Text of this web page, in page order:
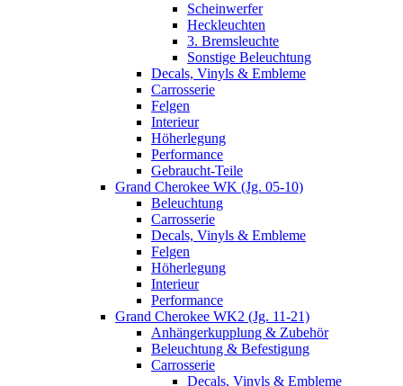
Scheinwerfer
Heckleuchten
3. Bremsleuchte
Sonstige Beleuchtung
Decals, Vinyls & Embleme
Carrosserie
Felgen
Interieur
Höherlegung
Performance
Gebraucht-Teile
Grand Cherokee WK (Jg. 05-10)
Beleuchtung
Carrosserie
Decals, Vinyls & Embleme
Felgen
Höherlegung
Interieur
Performance
Grand Cherokee WK2 (Jg. 11-21)
Anhängerkupplung & Zubehör
Beleuchtung & Befestigung
Carrosserie
Decals, Vinyls & Embleme